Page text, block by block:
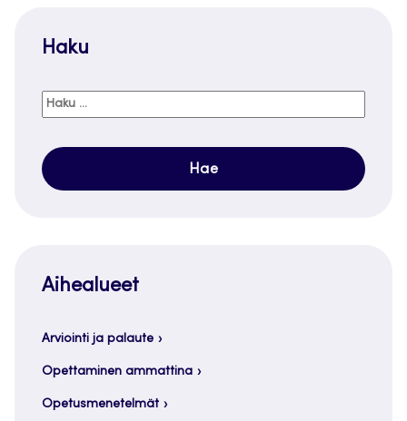
Haku
Haku:
Aihealueet
Arviointi ja palaute
Opettaminen ammattina
Opetusmenetelmät